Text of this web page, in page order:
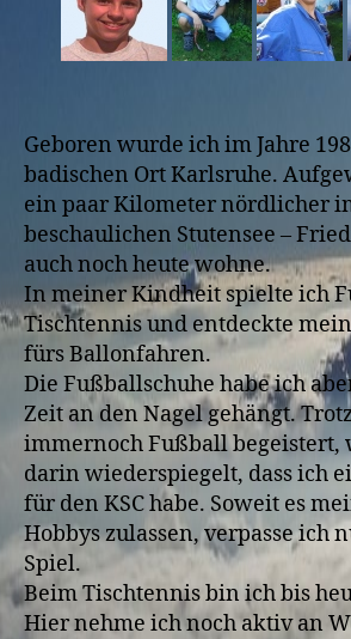
Geboren wurde ich im Jahre
badischen Ort Karlsruhe.
ein paar Kilometer nördlicher
beschaulichen Stutensee –
auch noch heute wohne.
In meiner Kindheit spielte ich
Tischtennis und entdeckte
fürs Ballonfahren.
Die Fußballschuhe habe ich
Zeit an den Nagel gehängt.
immernoch Fußball begeistert,
darin wiederspiegelt, dass ich
für den KSC habe. Soweit es
Hobbys zulassen, verpasse ich
Spiel.
Beim Tischtennis bin ich bis
Hier nehme ich noch aktiv an